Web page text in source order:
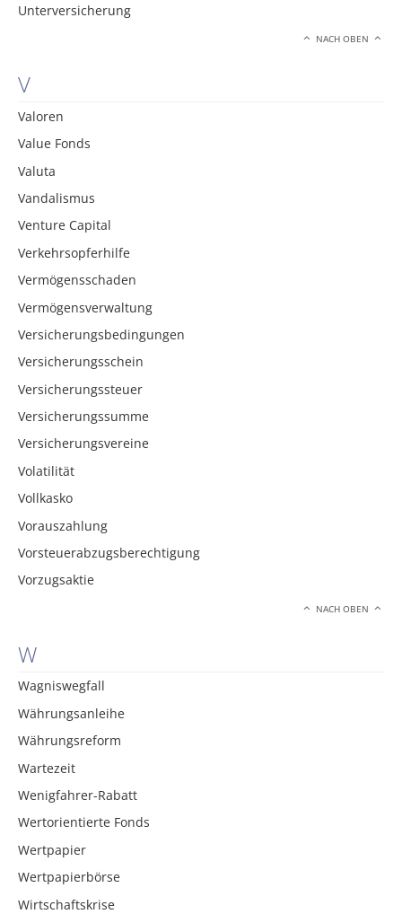
Unterversicherung
NACH OBEN
V
Valoren
Value Fonds
Valuta
Vandalismus
Venture Capital
Verkehrsopferhilfe
Vermögensschaden
Vermögensverwaltung
Versicherungsbedingungen
Versicherungsschein
Versicherungssteuer
Versicherungssumme
Versicherungsvereine
Volatilität
Vollkasko
Vorauszahlung
Vorsteuerabzugsberechtigung
Vorzugsaktie
NACH OBEN
W
Wagniswegfall
Währungsanleihe
Währungsreform
Wartezeit
Wenigfahrer-Rabatt
Wertorientierte Fonds
Wertpapier
Wertpapierbörse
Wirtschaftskrise